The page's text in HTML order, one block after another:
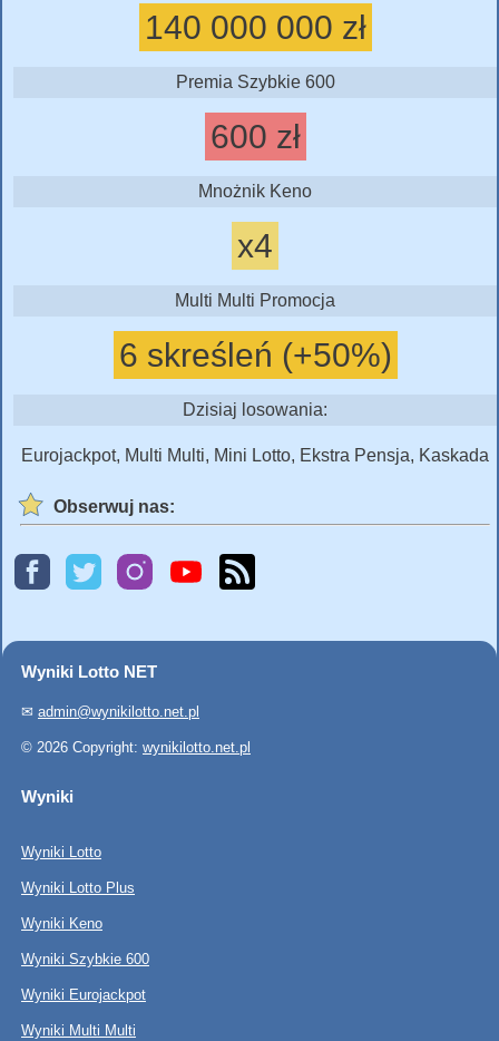
140 000 000 zł
Premia Szybkie 600
600 zł
Mnożnik Keno
x4
Multi Multi Promocja
6 skreśleń (+50%)
Dzisiaj losowania:
Eurojackpot, Multi Multi, Mini Lotto, Ekstra Pensja, Kaskada
Obserwuj nas:
Wyniki Lotto NET
✉ admin@wynikilotto.net.pl
© 2026 Copyright: wynikilotto.net.pl
Wyniki
Wyniki Lotto
Wyniki Lotto Plus
Wyniki Keno
Wyniki Szybkie 600
Wyniki Eurojackpot
Wyniki Multi Multi